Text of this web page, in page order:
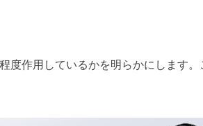
作用しているかを明らかにします。